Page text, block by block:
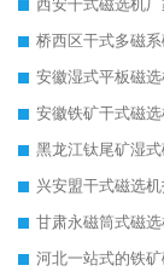
西安干式磁选机厂
桥西区干式多磁
安徽铁矿干式磁
黑龙江钛尾矿湿
兴安盟干式磁选
甘肃永磁筒式磁
河北一站式的铁